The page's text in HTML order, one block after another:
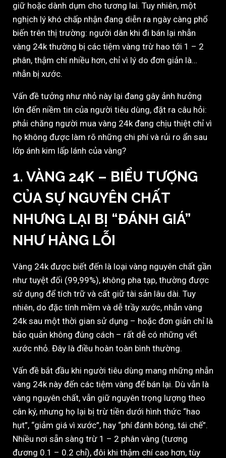
giữ hoặc dành dụm cho tương lai. Tuy nhiên, một
nghịch lý khó chấp nhận đang diễn ra ngày càng phổ
biến trên thị trường: người dân khi đi bán lại nhẫn
vàng 24k thường bị các tiệm vàng trừ hao tới 1 – 2
phân, thậm chí nhiều hơn, chỉ vì lý do đơn giản là…
nhẫn bị xước.
Vấn đề tưởng như nhỏ này lại đang gây ảnh hưởng
lớn đến niềm tin của người tiêu dùng, đặt ra câu hỏi:
phải chăng người mua vàng 24k đang chịu thiệt chỉ vì
họ không được làm rõ những chi phí và rủi ro ẩn sau
lớp ánh kim lấp lánh của vàng?
1. VÀNG 24K – BIỂU TƯỢNG
CỦA SỰ NGUYÊN CHẤT
NHƯNG LẠI BỊ “ĐÁNH GIÁ”
NHƯ HÀNG LỖI
Vàng 24k được biết đến là loại vàng nguyên chất gần
như tuyệt đối (99,99%), không pha tạp, thường được
sử dụng để tích trữ và cất giữ tài sản lâu dài. Tuy
nhiên, do đặc tính mềm và dễ trầy xước, nhẫn vàng
24k sau một thời gian sử dụng – hoặc đơn giản chỉ là
bảo quản không đúng cách – rất dễ có những vết
xước nhỏ. Đây là điều hoàn toàn bình thường.
Vấn đề bắt đầu khi người tiêu dùng mang những nhẫn
vàng 24k này đến các tiệm vàng để bán lại. Dù vẫn là
vàng nguyên chất, vẫn giữ nguyên trọng lượng theo
cân ký, nhưng họ lại bị trừ tiền dưới hình thức “hao
hụt”, “giảm giá vì xước”, hay “phí đánh bóng, tái chế”.
Nhiều nơi sẵn sàng trừ 1 – 2 phân vàng (tương
đương 0.1 – 0.2 chỉ), đôi khi thậm chí cao hơn, tùy